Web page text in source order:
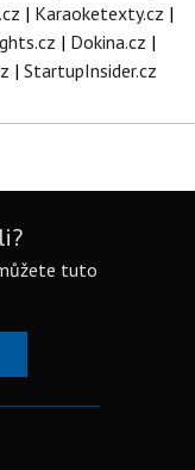
| Karaoketexty.cz |
| Dokina.cz |
| StartupInsider.cz
tuto